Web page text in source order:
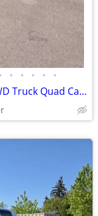
• • • • •
2008 Dodge Ram 3500 Diesel 4x4 4WD Truck Quad Cab 160.5 SLT Crew Pick